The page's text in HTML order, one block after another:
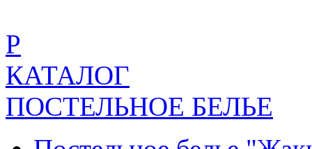
Р
КАТАЛОГ
ПОСТЕЛЬНОЕ БЕЛЬЕ